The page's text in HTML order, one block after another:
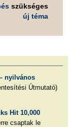
szükséges
új téma
nyilvános
Útmutató)
Hit 10,000
csaptak le